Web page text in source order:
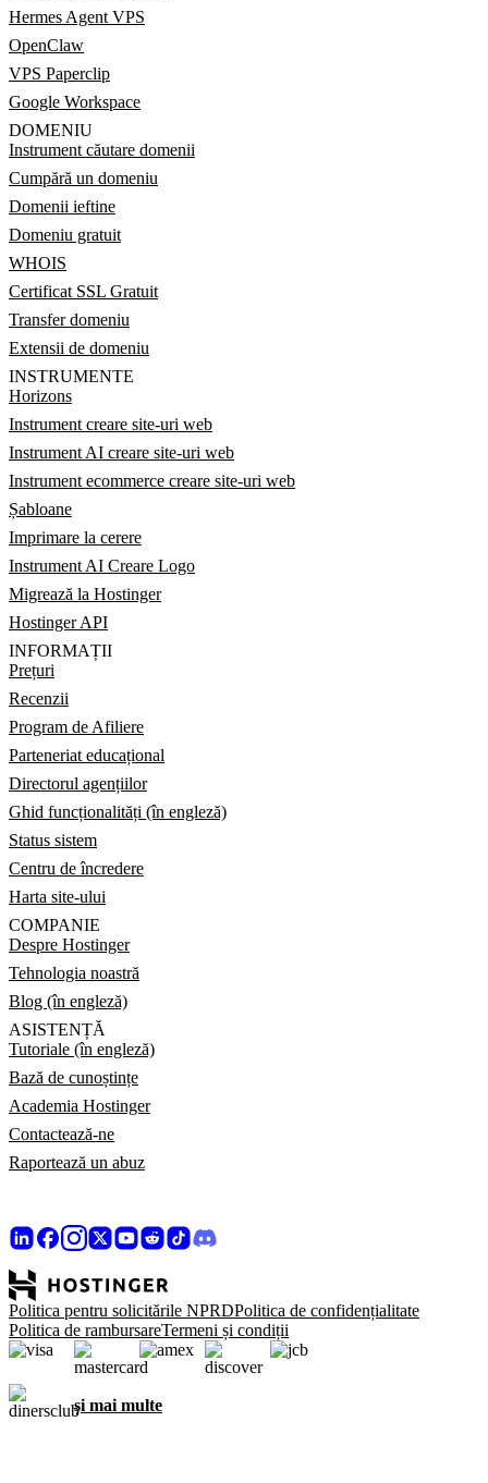
Hermes Agent VPS
OpenClaw
VPS Paperclip
Google Workspace
DOMENIU
Instrument căutare domenii
Cumpără un domeniu
Domenii ieftine
Domeniu gratuit
WHOIS
Certificat SSL Gratuit
Transfer domeniu
Extensii de domeniu
INSTRUMENTE
Horizons
Instrument creare site-uri web
Instrument AI creare site-uri web
Instrument ecommerce creare site-uri web
Șabloane
Imprimare la cerere
Instrument AI Creare Logo
Migrează la Hostinger
Hostinger API
INFORMAȚII
Prețuri
Recenzii
Program de Afiliere
Parteneriat educațional
Directorul agențiilor
Ghid funcționalități (în engleză)
Status sistem
Centru de încredere
Harta site-ului
COMPANIE
Despre Hostinger
Tehnologia noastră
Blog (în engleză)
ASISTENȚĂ
Tutoriale (în engleză)
Bază de cunoștințe
Academia Hostinger
Contactează-ne
Raportează un abuz
Politica pentru solicitările NPRDPolitica de confidențialitate
Politica de rambursareTermeni și condiții
și mai multe